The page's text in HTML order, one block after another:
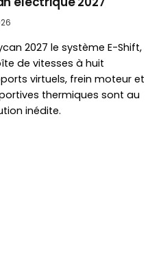
2027 le système E-Shift,
de vitesses à huit
virtuels, frein moteur et
thermiques sont au
inédite.